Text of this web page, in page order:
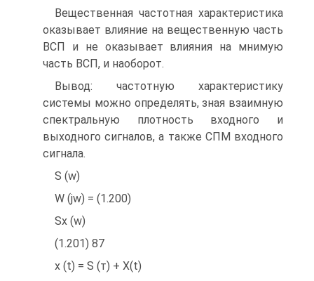
Вещественная частотная характеристика
оказывает влияние на вещественную часть
ВСП и не оказывает влияния на мнимую
часть ВСП, и наоборот.
Вывод: частотную характеристику
системы можно определять, зная взаимную
спектральную плотность входного и
выходного сигналов, а также СПМ входного
сигнала.
S (w)
W (jw) = (1.200)
Sx (w)
(1.201) 87
х (t) = S (т) + X(t)